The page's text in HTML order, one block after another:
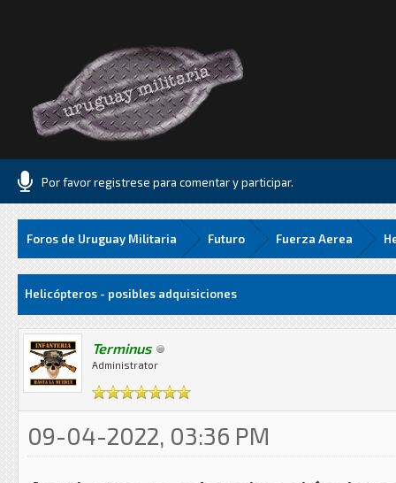
Por favor registrese para comentar y participar.
Foros de Uruguay Militaria Futuro Fuerza Aerea
MediaHelicópteros - posibles adquisiciones
Terminus
Administrator
09-04-2022, 03:36 PM